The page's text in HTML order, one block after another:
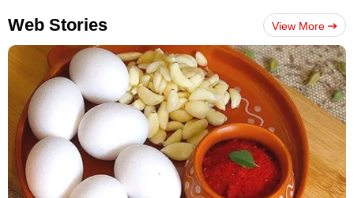
Web Stories View More